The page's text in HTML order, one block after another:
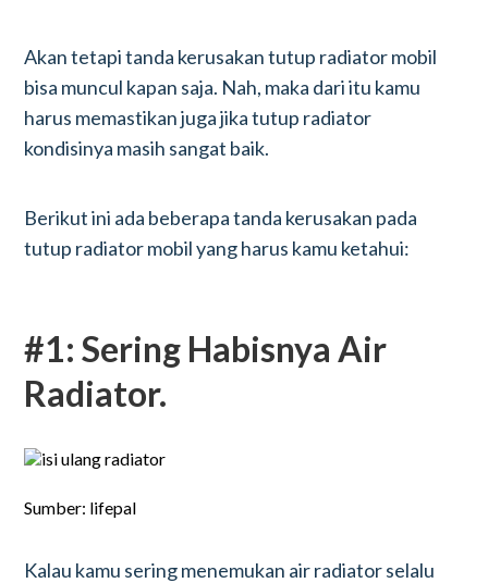
Akan tetapi tanda kerusakan tutup radiator mobil
bisa muncul kapan saja. Nah, maka dari itu kamu
harus memastikan juga jika tutup radiator
kondisinya masih sangat baik.
Berikut ini ada beberapa tanda kerusakan pada
tutup radiator mobil yang harus kamu ketahui:
#1: Sering Habisnya Air
Radiator.
Sumber: lifepal
Kalau kamu sering menemukan air radiator selalu